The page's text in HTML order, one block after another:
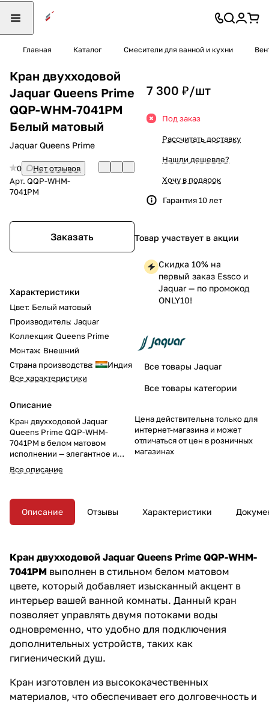
Главная Каталог Смесители для ванной и кухни
Кран двухходовой
Jaquar Queens Prime
QQP-WHM-7041PM
Белый матовый
Jaquar Queens Prime
0
Нет отзывов
Арт. QQP-WHM-
7041PM
Заказать
Характеристики
Цвет: Белый матовый
Производитель: Jaquar
Коллекция: Queens Prime
Монтаж: Внешний
Страна производства:
Индия
Все характеристики
Описание
Кран двухходовой Jaquar
Queens Prime QQP-WHM-
7041PM в белом матовом
исполнении — элегантное и
многофункциональное
решение для вашей ванной
и легкость управления делают
его отличным выбором для
создания комфорта и стиля.
Все описание
7 300 ₽/шт
Под заказ
Рассчитать доставку
Нашли дешевле?
Хочу в подарок
Гарантия 10 лет
Товар участвует в акции
Скидка 10% на
первый заказ Essco и
Jaquar — по промокод
ONLY10!
Все товары Jaquar
Все товары категории
Цена действительна только для
интернет-магазина и может
отличаться от цен в розничных
магазинах
Описание Отзывы Характеристики
Кран двухходовой Jaquar Queens Prime QQP-WHM-
7041PM выполнен в стильном белом матовом
цвете, который добавляет изысканный акцент в
интерьер вашей ванной комнаты. Данный кран
позволяет управлять двумя потоками воды
одновременно, что удобно для подключения
дополнительных устройств, таких как
гигиенический душ.
Кран изготовлен из высококачественных
материалов, что обеспечивает его долговечность и